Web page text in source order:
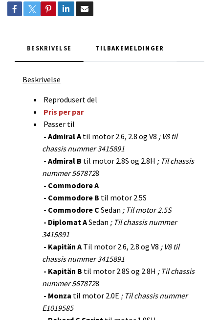
BESKRIVELSE TILBAKEMELDINGER
Beskrivelse
Reprodusert del
Pris per par
Passer til
- Admiral Atil motor 2.6, 2.8 og V8 ; V8 til
chassis nummer 3415891
- Admiral B til motor 2.8S og 2.8H ; Til chassis
nummer 5678728
- Commodore A
- Commodore B til motor 2.5S
- Commodore C Sedan ; Til motor 2.5S
- Diplomat ASedan ; Tilchassis nummer
3415891
- Kapitän ATil motor 2.6, 2.8 og V8 ; V8 til
chassis nummer 3415891
- Kapitän B til motor 2.8S og 2.8H ; Til chassis
nummer 5678728
- Monza til motor 2.0E ; Til chassis nummer
E1019585